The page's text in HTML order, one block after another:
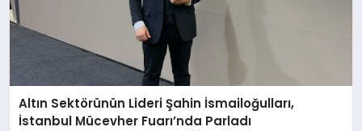
Altın Sektörünün Lideri Şahin İsmailoğulları,
İstanbul Mücevher Fuarı’nda Parladı ￼